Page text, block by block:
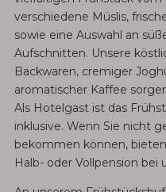
verschiedene Müslis,
sowie eine Auswahl an
Aufschnitten. Unsere
Backwaren, cremiger
aromatischer Kaffee
Als Hotelgast ist das
inklusive. Wenn Sie nicht
bekommen können,
Halb- oder Vollpension bei